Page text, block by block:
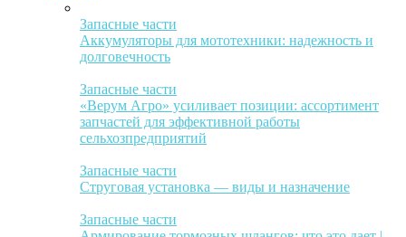
Запасные части
Аккумуляторы для мототехники: надежность и
долговечность
Запасные части
«Верум Агро» усиливает позиции: ассортимент
запчастей для эффективной работы
сельхозпредприятий
Запасные части
Струговая установка — виды и назначение
Запасные части